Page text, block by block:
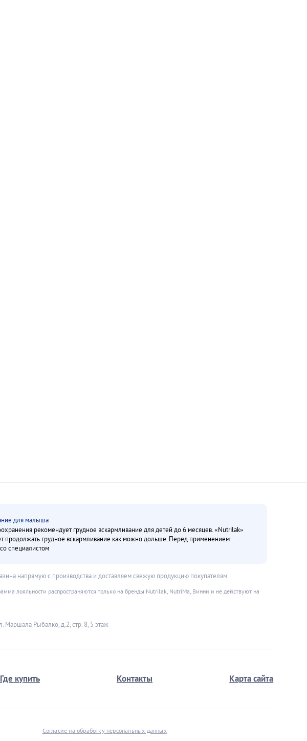
для малыша
рекомендует грудное вскармливание для детей до 6 месяцев. «Nutrilak»
продолжать грудное вскармливание как можно дольше. Перед применением
специалистом
напрямую с производства и доставляем свежую продукцию покупателям
лояльности распространяются только на бренды Nutrilak, NutriMa, Винни и не действуют на
Маршала Рыбалко, д.2, стр. 8, 5 этаж
Где купить Контакты Карта сайта
Согласие на обработку персональных данных